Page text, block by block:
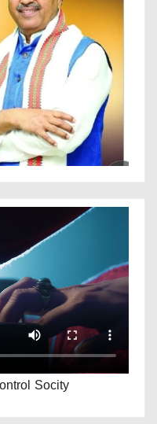
Socity